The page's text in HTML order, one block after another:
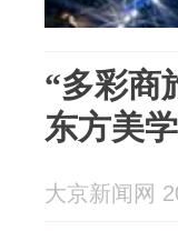
“多彩商
东方美学
大京新闻网